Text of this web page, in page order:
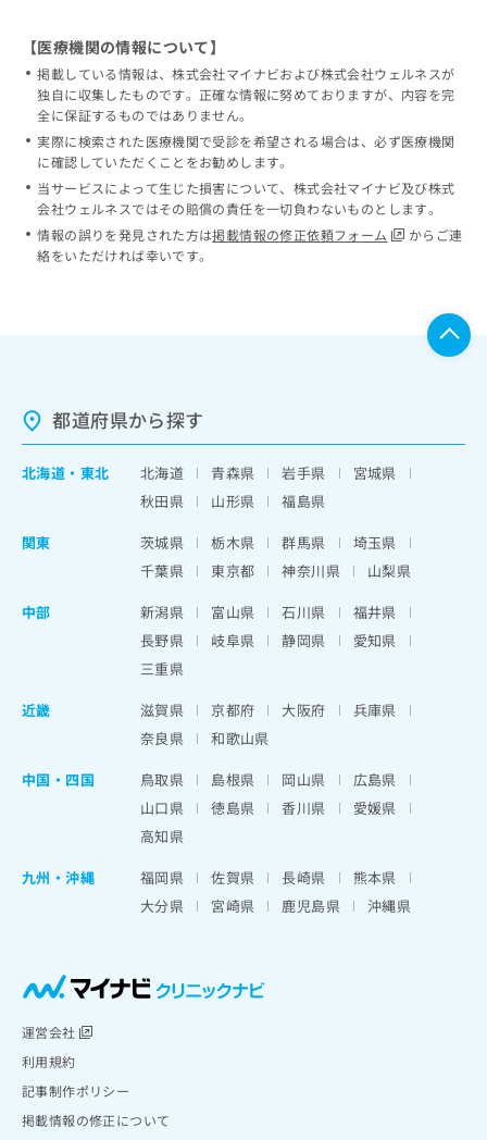
【医療機関の情報について】
掲載している情報は、株式会社マイナビおよび株式会社ウェルネスが
独自に収集したものです。正確な情報に努めておりますが、内容を完
全に保証するものではありません。
実際に検索された医療機関で受診を希望される場合は、必ず医療機関
に確認していただくことをお勧めします。
当サービスによって生じた損害について、株式会社マイナビ及び株式
会社ウェルネスではその賠償の責任を一切負わないものとします。
情報の誤りを発見された方は掲載情報の修正依頼フォーム
からご連
絡をいただければ幸いです。
都道府県から探す
北海道 ・ 東北 北海道 青森県 岩手県
宮城県
秋田県
山形県
福島県
関東
茨城県 栃木県 群馬県
埼玉県
千葉県
東京都 神奈川県
山梨県
中部
新潟県 富山県 石川県
福井県
長野県
岐阜県 静岡県
愛知県
三重県
近畿
滋賀県 京都府 大阪府
兵庫県
奈良県
和歌山県
中国・四国
鳥取県 島根県 岡山県
広島県
山口県
徳島県 香川県
愛媛県
高知県
九州・沖縄
福岡県 佐賀県 長崎県
熊本県
大分県
宮崎県 鹿児島県 沖縄県
運営会社
利用規約
記事制作ポリシー
掲載情報の修正について